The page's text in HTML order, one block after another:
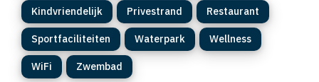
Kindvriendelijk Privestrand Restaurant
Sportfaciliteiten Waterpark Wellness
WiFi Zwembad